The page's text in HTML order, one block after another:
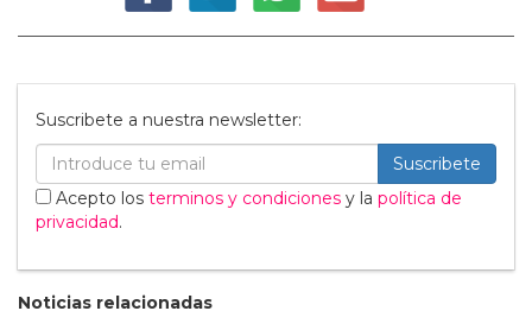
Suscribete a nuestra newsletter:
Suscribete
Acepto los terminos y condiciones y la política de
privacidad.
Noticias relacionadas